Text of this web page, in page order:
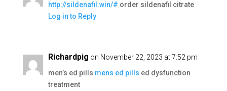
http://sildenafil.win/# order sildenafil citrate
Log in to Reply
Richardpig on November 22, 2023 at 7:52 pm
men’s ed pills mens ed pills ed dysfunction
treatment